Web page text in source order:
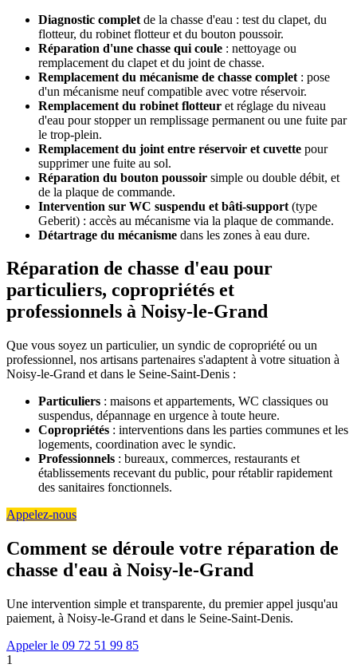
Diagnostic complet de la chasse d'eau : test du clapet, du
flotteur, du robinet flotteur et du bouton poussoir.
Réparation d'une chasse qui coule : nettoyage ou
remplacement du clapet et du joint de chasse.
Remplacement du mécanisme de chasse complet : pose
d'un mécanisme neuf compatible avec votre réservoir.
Remplacement du robinet flotteur et réglage du niveau
d'eau pour stopper un remplissage permanent ou une fuite par
le trop-plein.
Remplacement du joint entre réservoir et cuvette pour
supprimer une fuite au sol.
Réparation du bouton poussoir simple ou double débit, et
de la plaque de commande.
Intervention sur WC suspendu et bâti-support (type
Geberit) : accès au mécanisme via la plaque de commande.
Détartrage du mécanisme dans les zones à eau dure.
Réparation de chasse d'eau pour
particuliers, copropriétés et
professionnels à Noisy-le-Grand
Que vous soyez un particulier, un syndic de copropriété ou un
professionnel, nos artisans partenaires s'adaptent à votre situation à
Noisy-le-Grand et dans le Seine-Saint-Denis :
Particuliers : maisons et appartements, WC classiques ou
suspendus, dépannage en urgence à toute heure.
Copropriétés : interventions dans les parties communes et les
logements, coordination avec le syndic.
Professionnels : bureaux, commerces, restaurants et
établissements recevant du public, pour rétablir rapidement
des sanitaires fonctionnels.
Appelez-nous
Comment se déroule votre réparation de
chasse d'eau à Noisy-le-Grand
Une intervention simple et transparente, du premier appel jusqu'au
paiement, à Noisy-le-Grand et dans le Seine-Saint-Denis.
Appeler le 09 72 51 99 85
1